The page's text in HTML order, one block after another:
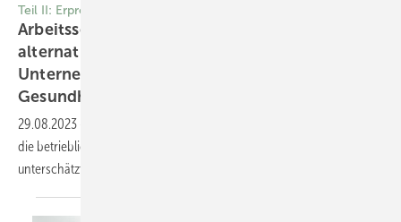
Teil II: Erprobung in einer Maßnahme für Kleinunternehmen
Arbeitsschutz „im Huckepack“ – ein
alternatives Konzept zur Ansprache von
Unternehmen auf ­Sicherheits- und
Gesundheitsthemen
29.08.2023
die betriebliche Präventionsarbeit eine herausfordernde und bisher
unterschätzte Zielgruppe